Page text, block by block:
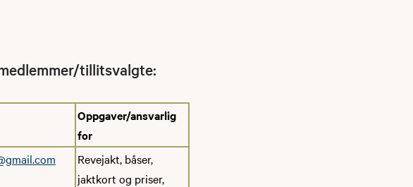
tillitsvalgte:
Oppgaver/ansvarlig
for
Revejakt, båser,
jaktkort og priser,